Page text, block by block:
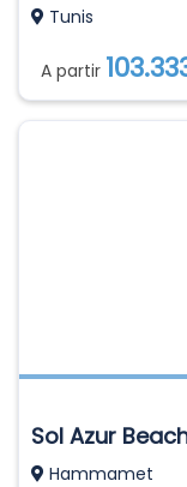
Tunis
A partir
Sol Azur
Hammamet